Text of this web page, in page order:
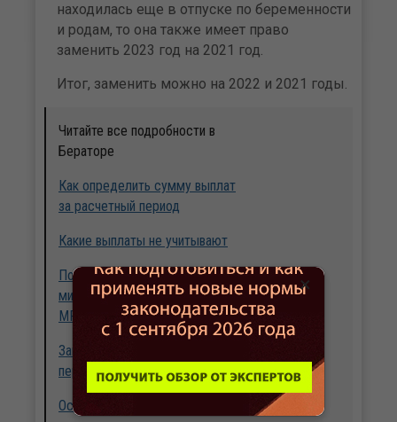
находилась еще в отпуске по беременности
и родам, то она также имеет право
заменить 2023 год на 2021 год.
Итог, заменить можно на 2022 и 2021 годы.
Читайте все подробности в
Бераторе
Как определить сумму выплат
за расчетный период
Какие выплаты не учитывают
Пособие исходя из
минимального заработка по
МРОТ
Замена лет расчетного
периода
Особенности учета премий
×